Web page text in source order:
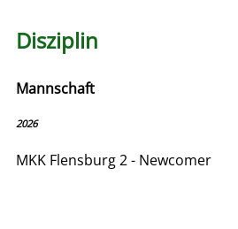
Disziplin
Mannschaft
2026
MKK Flensburg 2 - Newcomer